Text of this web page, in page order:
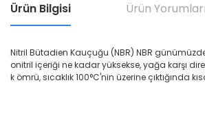
Ürün Bilgisi Ürün Yorumları
Nitril Bütadien Kauçuğu (NBR) NBR
onitril içeriği ne kadar yüksekse, yağa karşı
k ömrü, sıcaklık 100°C'nin üzerine çıktığında